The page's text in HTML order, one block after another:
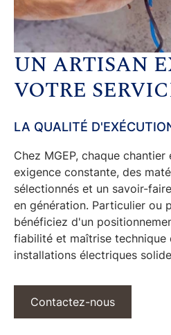
UN ARTISAN
VOTRE
LA QUALITÉ
Chez MGEP, chaque chantier
exigence constante, des
sélectionnés et un savoir-
en génération. Particulier ou
bénéficiez d'un
fiabilité et maîtrise technique
installations électriques
Contactez-nous